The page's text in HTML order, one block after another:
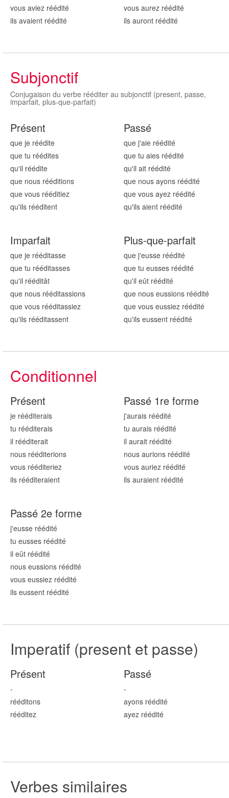
vous aviez réédité
ils avaient réédité
vous aurez réédité
ils auront réédité
Subjonctif
Conjugaison du verbe rééditer au subjonctif (present, passe,
imparfait, plus-que-parfait)
Présent
que je réédite
que tu réédites
qu'il réédite
que nous rééditions
que vous rééditiez
qu'ils rééditent
Passé
que j'aie réédité
que tu aies réédité
qu'il ait réédité
que nous ayons réédité
que vous ayez réédité
qu'ils aient réédité
Imparfait
que je rééditasse
que tu rééditasses
qu'il rééditât
que nous rééditassions
que vous rééditassiez
qu'ils rééditassent
Plus-que-parfait
que j'eusse réédité
que tu eusses réédité
qu'il eût réédité
que nous eussions réédité
que vous eussiez réédité
qu'ils eussent réédité
Conditionnel
Présent
je rééditerais
tu rééditerais
il rééditerait
nous rééditerions
vous rééditeriez
ils rééditeraient
Passé 1re forme
j'aurais réédité
tu aurais réédité
il aurait réédité
nous aurions réédité
vous auriez réédité
ils auraient réédité
Passé 2e forme
j'eusse réédité
tu eusses réédité
il eût réédité
nous eussions réédité
vous eussiez réédité
ils eussent réédité
Imperatif (present et passe)
Présent
-
rééditons
rééditez
Passé
-
ayons réédité
ayez réédité
Verbes similaires